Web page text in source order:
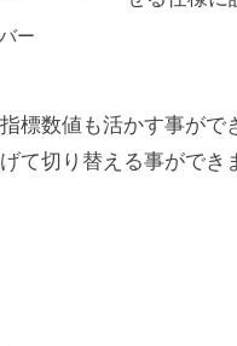
ー
標数値も活かす事が
て切り替える事ができ